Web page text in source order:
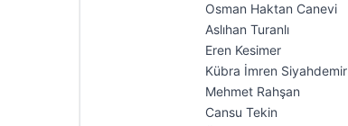
Osman Haktan Canevi
Aslıhan Turanlı
Eren Kesimer
Kübra İmren Siyahdemir
Mehmet Rahşan
Cansu Tekin